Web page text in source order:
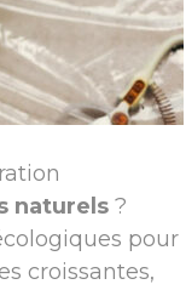
naturels ?
pour
croissantes,